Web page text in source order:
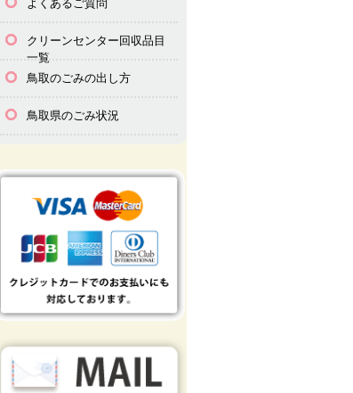
よくあるご質問
クリーンセンター回収品目
一覧
鳥取のごみの出し方
鳥取県のごみ状況